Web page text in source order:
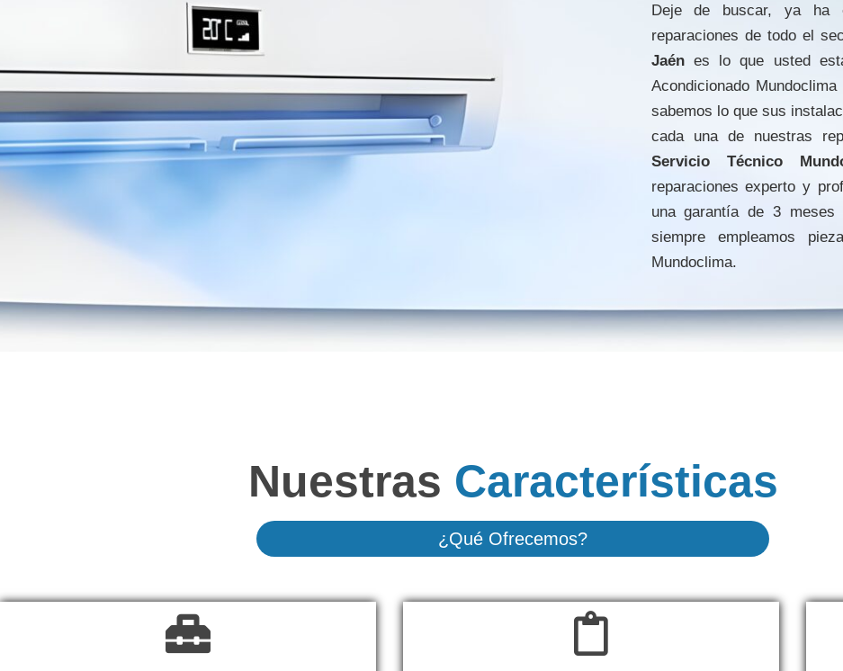
Deje de buscar, ya ha
reparaciones de todo el
Jaénes lo que usted
Acondicionado
sabemos lo que sus
cada una de nuestras
Servicio Técnico
reparaciones experto y
una garantía de 3
siempre empleamos
Mundoclima.
Nuestras Características
¿Qué Ofrecemos?